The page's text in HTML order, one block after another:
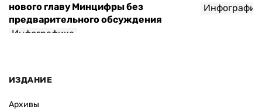
нового главу Минцифры без
предварительного обсуждения
Инфографика
ИЗДАНИЕ
Архивы